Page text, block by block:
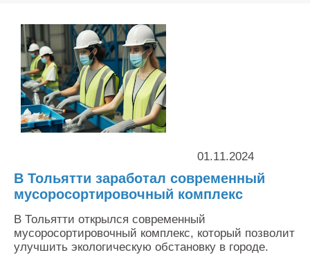
Новости компании
Мировые новости
О нас
Контакты
Оставить заявку
01.11.2024
В Тольятти заработал современный
мусоросортировочный комплекс
В Тольятти открылся современный
мусоросортировочный комплекс, который позволит
улучшить экологическую обстановку в городе.